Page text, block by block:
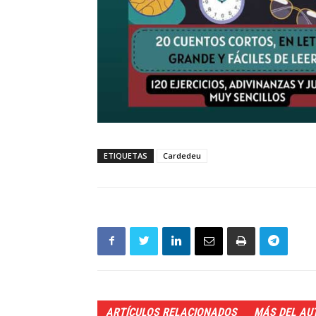
ETIQUETAS Cardedeu
ARTÍCULOS RELACIONADOS MÁS DEL